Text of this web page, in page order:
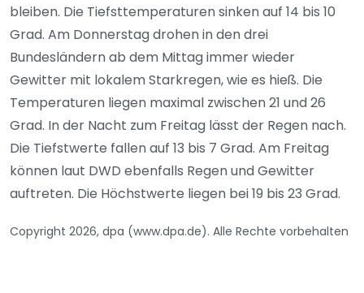
bleiben. Die Tiefsttemperaturen sinken auf 14 bis 10
Grad. Am Donnerstag drohen in den drei
Bundesländern ab dem Mittag immer wieder
Gewitter mit lokalem Starkregen, wie es hieß. Die
Temperaturen liegen maximal zwischen 21 und 26
Grad. In der Nacht zum Freitag lässt der Regen nach.
Die Tiefstwerte fallen auf 13 bis 7 Grad. Am Freitag
können laut DWD ebenfalls Regen und Gewitter
auftreten. Die Höchstwerte liegen bei 19 bis 23 Grad.
Copyright 2026, dpa (www.dpa.de). Alle Rechte vorbehalten